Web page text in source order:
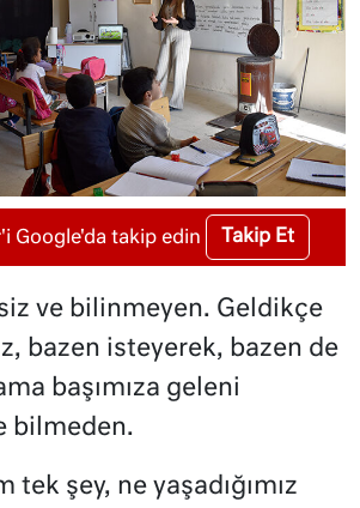
Google'da takip edin Takip Et
ve bilinmeyen. Geldikçe
bazen isteyerek, bazen de
başımıza geleni
bilmeden.
tek şey, ne yaşadığımız